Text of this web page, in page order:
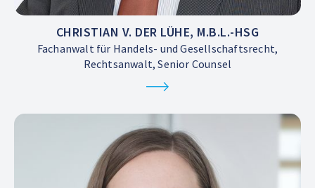
CHRISTIAN V. DER LÜHE, M.B.L.-HSG
Fachanwalt für Handels- und Gesellschaftsrecht,
Rechtsanwalt, Senior Counsel